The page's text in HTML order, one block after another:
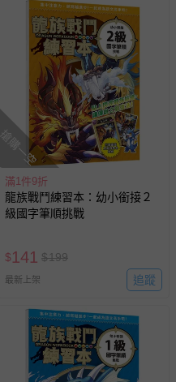
搶購一空
滿1件9折
龍族戰鬥練習本：幼小銜接２
級國字筆順挑戰
$141 $199
最新上架 追蹤